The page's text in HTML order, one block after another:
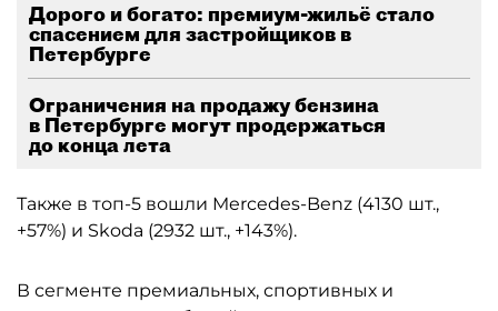
Дорого и богато: премиум-жильё стало
спасением для застройщиков в
Петербурге
Ограничения на продажу бензина
в Петербурге могут продержаться
до конца лета
Также в топ-5 вошли Mercedes-Benz (4130 шт.,
+57%) и Skoda (2932 шт., +143%).
В сегменте премиальных, спортивных и